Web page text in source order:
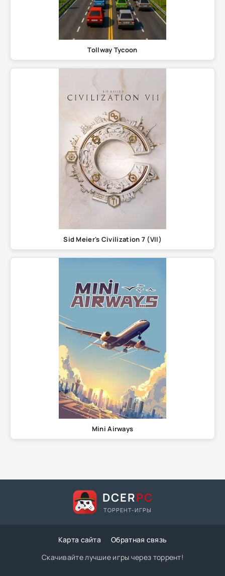
Tollway Tycoon
Sid Meier's Civilization 7 (VII)
Mini Airways
DCERPC
ТОРРЕНТ-ИГРЫ
Карта сайта
Обратная связь
Скачивайте лучшие игры через торрент!